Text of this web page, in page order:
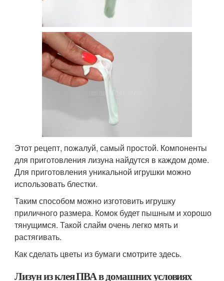
Этот рецепт, пожалуй, самый простой. Компоненты
для приготовления лизуна найдутся в каждом доме.
Для приготовления уникальной игрушки можно
использовать блестки.
Таким способом можно изготовить игрушку
приличного размера. Комок будет пышным и хорошо
тянущимся. Такой слайм очень легко мять и
растягивать.
Как сделать цветы из бумаги смотрите здесь.
Лизун из клея ПВА в домашних условиях